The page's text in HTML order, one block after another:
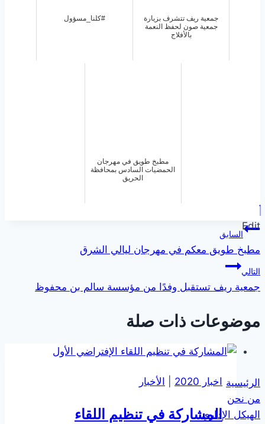
Edit
الرئيسية
من نحن
الهيكل الإداري
جمعية ريف تتشرف بزيارة
جمعية صون لحفظ النعمة
بالأفلاج
#كلنا_مسؤول
مطبخ طويق في مهرجان
الحمضيات السادس بمحافظة
الحريق
تصفّح
المقالات
السابق
مطبخ طويق معكم في مهرجان ليالي الشرق
التالي
جمعية ريف تستقبل وفدًا من مؤسسة سالم بن محفوظ
موضوعات ذات صلة
اخبار 2020 الأخبار
المشاركة في تنظيم اللقاء